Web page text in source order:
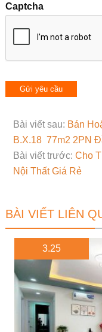
Captcha
Bài viết sau: Bán
B.X.18 77m2 2PN
Bài viết trước: Cho
Nội Thất Giá Rẻ
BÀI VIẾT LIÊN
3.25